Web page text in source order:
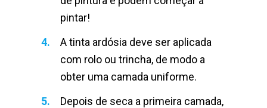
pintar!
A tinta ardósia deve ser aplicada
com rolo ou trincha, de modo a
obter uma camada uniforme.
Depois de seca a primeira camada,